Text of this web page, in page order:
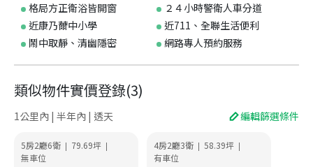
格局方正衛浴皆開窗
２４小時警衛人車分道
近康乃薾中小學
近711、全聯生活便利
鬧中取靜、清幽隱密
網路專人預約服務
類似物件實價登錄(3)
1公里內 | 半年內 | 透天 編輯篩選條件
5房2廳6衛 | 79.69坪 |
無車位
4房2廳3衛 | 58.39坪 |
有車位